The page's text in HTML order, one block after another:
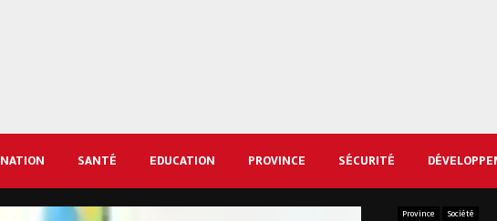
NATION SANTÉ EDUCATION PROVINCE SÉCURITÉ
Province Société